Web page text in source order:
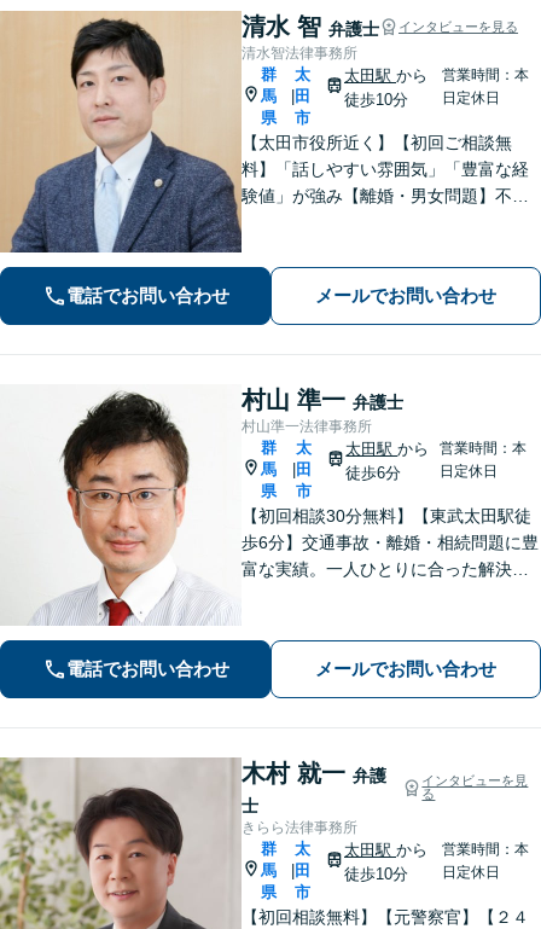
清水 智 弁護士 インタビューを見る
清水智法律事務所
群
馬
県
太
田
市
太田駅 から
徒歩10分
営業時間：本
日定休日
【太田市役所近く】【初回ご相談無
料】「話しやすい雰囲気」「豊富な経
験値」が強み【離婚・男女問題】不
心がけています。交通事故、刑事事
件、医療問題などにも対応【休日の対
応可】
電話でお問い合わせ メールでお問い合わせ
村山 準一 弁護士
村山準一法律事務所
群
馬
県
太
田
市
太田駅から
徒歩6分
営業時間：本
日定休日
【初回相談30分無料】【東武太田駅徒
歩6分】交通事故・離婚・相続問題に豊
富な実績。一人ひとりに合った解決方
もご相談ください。
電話でお問い合わせ メールでお問い合わせ
木村 就一 弁護
士
インタビューを見
る
きらら法律事務所
群
馬
県
太
田
市
太田駅 から
徒歩10分
営業時間：本
日定休日
【初回相談無料】【元警察官】【２４